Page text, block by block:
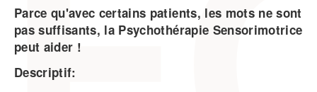
Parce qu'avec certains patients, les mots ne sont
pas suffisants, la Psychothérapie Sensorimotrice
peut aider !
Descriptif: